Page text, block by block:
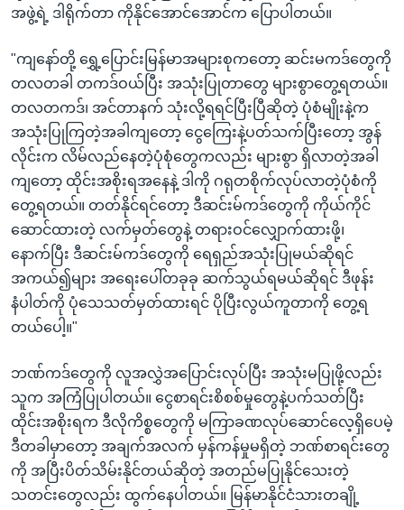
အဖွဲ့ရဲ့ ဒါရိုက်တာ ကိုနိုင်အောင်အောင်က ပြောပါတယ်။
"ကျနော်တို့ ရွှေ့ပြောင်းမြန်မာအများစုကတော့ ဆင်းမကဒ်တွေကို
တလတခါ တကဒ်ဝယ်ပြီး အသုံးပြုတာတွေ များစွာတွေ့ရတယ်။
တလတကဒ်၊ အင်တာနက် သုံးလို့ရရင်ပြီးပြီဆိုတဲ့ ပုံစံမျိုးနဲ့က
အသုံးပြုကြတဲ့အခါကျတော့ ငွေကြေးနဲ့ပတ်သက်ပြီးတော့ အွန်
လိုင်းက လိမ်လည်နေတဲ့ပုံစုံတွေကလည်း များစွာ ရှိလာတဲ့အခါ
ကျတော့ ထိုင်းအစိုးရအနေနဲ့ ဒါကို ဂရုတစိုက်လုပ်လာတဲ့ပုံစံကို
တွေ့ရတယ်။ တတ်နိုင်ရင်တော့ ဒီဆင်းမ်ကဒ်တွေကို ကိုယ်ကိုင်
ဆောင်ထားတဲ့ လက်မှတ်တွေနဲ့ တရားဝင်လျှောက်ထားဖို့၊
နောက်ပြီး ဒီဆင်းမ်ကဒ်တွေကို ရေရှည်အသုံးပြုမယ်ဆိုရင်
အကယ်၍များ အရေးပေါ်တခုခု ဆက်သွယ်ရမယ်ဆိုရင် ဒီဖုန်း
နံပါတ်ကို ပုံသေသတ်မှတ်ထားရင် ပိုပြီးလွယ်ကူတာကို တွေ့ရ
တယ်ပေါ့။"
ဘဏ်ကဒ်တွေကို လူအလွှဲအပြောင်းလုပ်ပြီး အသုံးမပြုဖို့လည်း
သူက အကြံပြုပါတယ်။ ငွေစာရင်းစိစစ်မှုတွေနဲ့ပက်သတ်ပြီး
ထိုင်းအစိုးရက ဒီလိုကိစ္စတွေကို မကြာခဏလုပ်ဆောင်လေ့ရှိပေမဲ့
ဒီတခါမှာတော့ အချက်အလက် မှန်ကန်မှုမရှိတဲ့ ဘဏ်စာရင်းတွေ
ကို အပြီးပိတ်သိမ်းနိုင်တယ်ဆိုတဲ့ အတည်မပြုနိုင်သေးတဲ့
သတင်းတွေလည်း ထွက်နေပါတယ်။ မြန်မာနိုင်ငံသားတချို့